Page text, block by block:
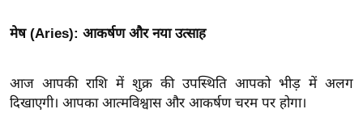
-
र
मेष (Aries): आकर्षण और नया उत्साह
आज आपकी राशि में शुक्र की उपस्थिति आपको भीड़ में अलग
दिखाएगी। आपका आत्मविश्वास और आकर्षण चरम पर होगा।